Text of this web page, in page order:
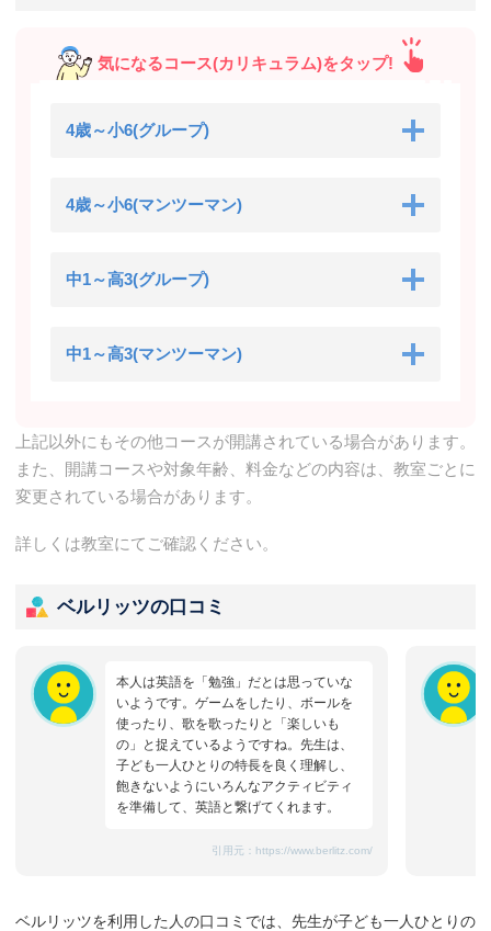
気になるコース(カリキュラム)をタップ!
4歳～小6(グループ)
4歳～小6(マンツーマン)
中1～高3(グループ)
中1～高3(マンツーマン)
上記以外にもその他コースが開講されている場合があります。
また、開講コースや対象年齢、料金などの内容は、教室ごとに
変更されている場合があります。
詳しくは教室にてご確認ください。
ベルリッツの口コミ
本人は英語を「勉強」だとは思っていな
いようです。ゲームをしたり、ボールを
使ったり、歌を歌ったりと「楽しいも
の」と捉えているようですね。先生は、
子ども一人ひとりの特長を良く理解し、
飽きないようにいろんなアクティビティ
を準備して、英語と繋げてくれます。
引用元： https://www.berlitz.com/
ベルリッツを利用した人の口コミでは、先生が子ども一人ひとりの